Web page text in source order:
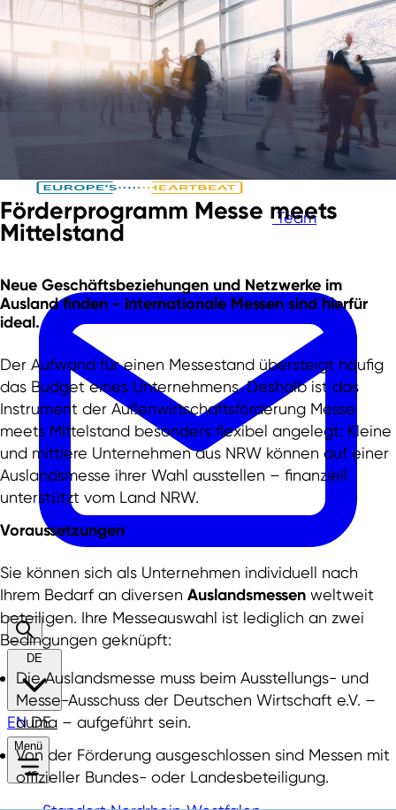
Zum Hauptinhalt springen Zur Fußzeile springen
Team
DE
EN DE
Menü
Förderprogramm Messe meets
Mittelstand
Neue Geschäftsbeziehungen und Netzwerke im
Ausland finden - internationale Messen sind hierfür
ideal.
Der Aufwand für einen Messestand übersteigt häufig
das Budget eines Unternehmens. Deshalb ist das
Instrument der Außenwirtschaftsförderung Messe
meets Mittelstand besonders flexibel angelegt: Kleine
und mittlere Unternehmen aus NRW können auf einer
Auslandsmesse ihrer Wahl ausstellen – finanziell
unterstützt vom Land NRW.
Voraussetzungen
Sie können sich als Unternehmen individuell nach
Ihrem Bedarf an diversen Auslandsmessen weltweit
beteiligen. Ihre Messeauswahl ist lediglich an zwei
Bedingungen geknüpft:
Die Auslandsmesse muss beim Ausstellungs- und
Messe-Ausschuss der Deutschen Wirtschaft e.V. –
auma – aufgeführt sein.
Von der Förderung ausgeschlossen sind Messen mit
offizieller Bundes- oder Landesbeteiligung.